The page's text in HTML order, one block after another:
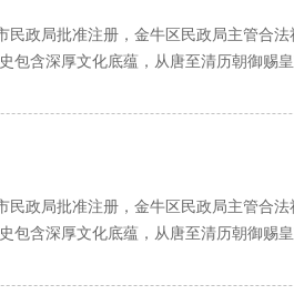
局批准注册，金牛区民政局主管合法
包含深厚文化底蕴，从唐至清历朝御赐
龟鹤池中数千锦鲤竞相畅游，龙庭泉
局批准注册，金牛区民政局主管合法
包含深厚文化底蕴，从唐至清历朝御赐